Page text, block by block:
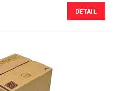
DETAIL